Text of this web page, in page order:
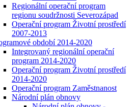
Regionální operační program
regionu soudržnosti Severozápad
Operační program Životní prostředí
2007-2013
období 2014-2020
Integrovaný regionální operační
program 2014-2020
Operační program Životní prostředí
2014-2020
Operační program Zaměstnanost
Národní plán obnovy